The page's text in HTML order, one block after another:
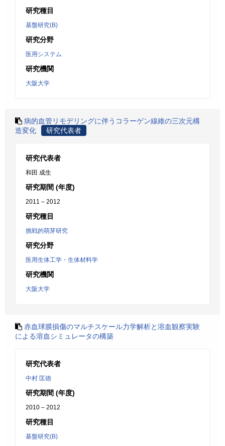
研究種目
基盤研究(B)
研究分野
医用システム
研究機関
大阪大学
病的血管リモデリングに伴うコラーゲン線維の三次元構
造変化
研究代表者
研究代表者
和田 成生
研究期間 (年度)
2011 – 2012
研究種目
挑戦的萌芽研究
研究分野
医用生体工学・生体材料学
研究機関
大阪大学
赤血球膜損傷のマルチスケール力学解析と溶血観察実験
による溶血シミュレータの構築
研究代表者
中村 匡徳
研究期間 (年度)
2010 – 2012
研究種目
基盤研究(B)